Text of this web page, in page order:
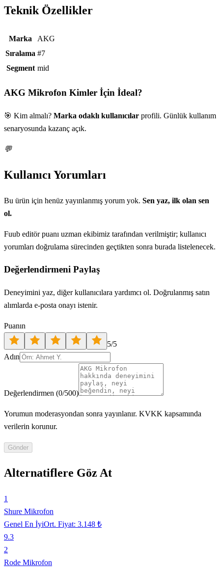
Teknik Özellikler
Teknik özellikler
Marka
AKG
Sıralama #7
Segment mid
AKG Mikrofon Kimler İçin İdeal?
🎯 Kim almalı? Marka odaklı kullanıcılar profili. Günlük kullanım
senaryosunda kazanç açık.
💬
Kullanıcı Yorumları
Bu ürün için henüz yayınlanmış yorum yok. Sen yaz, ilk olan sen
ol.
Fuub editör puanı uzman ekibimiz tarafından verilmiştir; kullanıcı
yorumları doğrulama sürecinden geçtikten sonra burada listelenecek.
Değerlendirmeni Paylaş
Deneyimini yaz, diğer kullanıcılara yardımcı ol. Doğrulanmış satın
alımlarda e-posta onayı istenir.
Puanın
5/5
Adın
Değerlendirmen (0/500)
Yorumun moderasyondan sonra yayınlanır. KVKK kapsamında
verilerin korunur.
Gönder
Alternatiflere Göz At
1
Shure Mikrofon
Genel En İyiOrt. Fiyat: 3.148 ₺
9.3
2
Rode Mikrofon